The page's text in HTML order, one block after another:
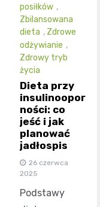
posiłków ,
Zbilansowana
dieta , Zdrowe
odżywianie ,
Zdrowy tryb
życia
Dieta przy
insulinoopor
ności: co
jeść i jak
planować
jadłospis
26 czerwca
2025
Podstawy